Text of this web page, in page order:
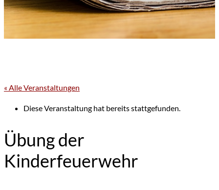
« Alle Veranstaltungen
Diese Veranstaltung hat bereits stattgefunden.
Übung der
Kinderfeuerwehr